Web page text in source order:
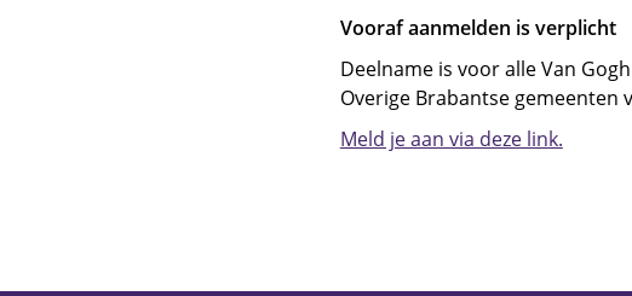
Vooraf aanmelden is verplicht
Deelname is voor alle Van
Overige Brabantse gemeenten
Meld je aan via deze link.